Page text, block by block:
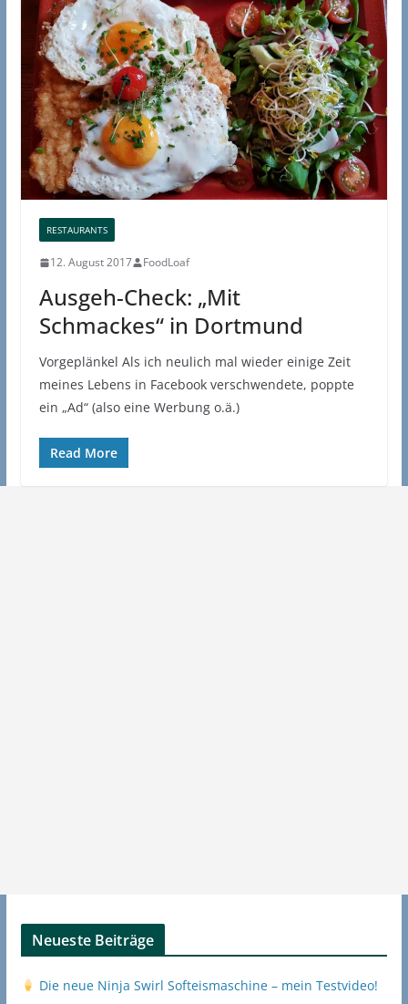
RESTAURANTS
12. August 2017 FoodLoaf
Ausgeh-Check: „Mit
Schmackes“ in Dortmund
Vorgeplänkel Als ich neulich mal wieder einige Zeit
meines Lebens in Facebook verschwendete, poppte
ein „Ad“ (also eine Werbung o.ä.)
Read More
Neueste Beiträge
Die neue Ninja Swirl Softeismaschine – mein Testvideo!